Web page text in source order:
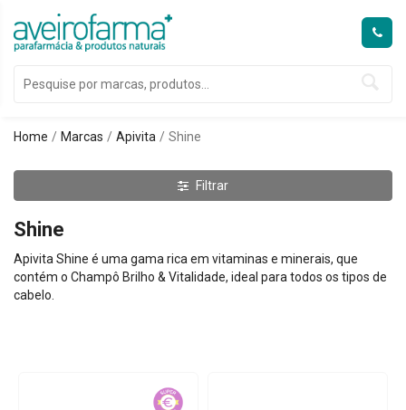
Home Marcas Apivita Shine
Filtrar
Shine
Apivita Shine é uma gama rica em vitaminas e minerais, que
contém o Champô Brilho & Vitalidade, ideal para todos os tipos de
cabelo.